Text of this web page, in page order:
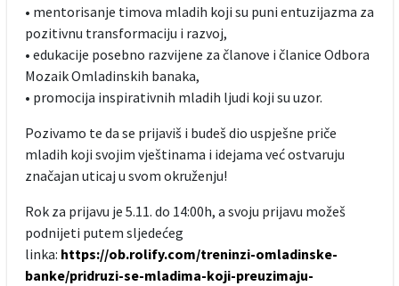
• mentorisanje timova mladih koji su puni entuzijazma za
pozitivnu transformaciju i razvoj,
• edukacije posebno razvijene za članove i članice Odbora
Mozaik Omladinskih banaka,
• promocija inspirativnih mladih ljudi koji su uzor.
Pozivamo te da se prijaviš i budeš dio uspješne priče
mladih koji svojim vještinama i idejama već ostvaruju
značajan uticaj u svom okruženju!
Rok za prijavu je 5.11. do 14:00h, a svoju prijavu možeš
podnijeti putem sljedećeg
linka: https://ob.rolify.com/treninzi-omladinske-
banke/pridruzi-se-mladima-koji-preuzimaju-